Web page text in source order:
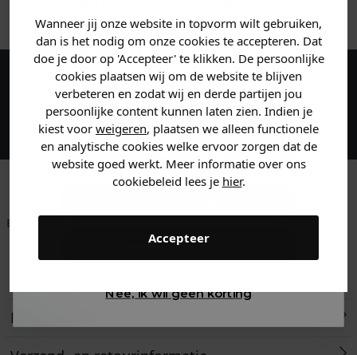
Wanneer jij onze website in topvorm wilt gebruiken,
dan is het nodig om onze cookies te accepteren. Dat
doe je door op 'Accepteer' te klikken. De persoonlijke
cookies plaatsen wij om de website te blijven
verbeteren en zodat wij en derde partijen jou
persoonlijke content kunnen laten zien. Indien je
kiest voor weigeren, plaatsen we alleen functionele
en analytische cookies welke ervoor zorgen dat de
website goed werkt. Meer informatie over ons
cookiebeleid lees je hier.
Accepteer
Maak een account aan en ontvang 5%
korting op je eerste bestelling!
Betaal achteraf met
is morgen in huis!*
Retourneren
Vertel ons waar je naar op
zoek bent. 👇
Heren kleding
Dames kleding
Gewoon rondkijken
Nee, ik wil geen korting